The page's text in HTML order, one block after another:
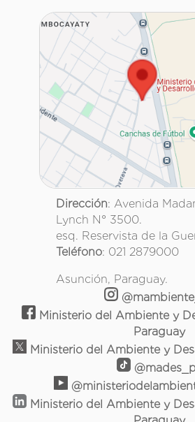
Dirección: Avenida
Lynch N° 3500.
esq. Reservista de la
Teléfono: 021 2879000
Asunción, Paraguay.
Ministerio del Ambiente y
Paraguay
Ministerio del Ambiente y
Ministerio del Ambiente y